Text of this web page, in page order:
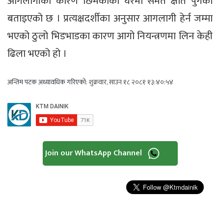
बताइएको छ । प्रत्यक्षदर्शीका अनुसार आगलागी हेर्न जम्मा
भएको ठुलो भिडभाडका कारण आगो नियन्त्रणमा लिन केही
ढिला भएको हो ।
अन्तिम पटक अध्यावधिक गरिएको:शुक्रवार, साउन १८ २०८१ १३:४०:५४
Join our WhatsApp Channel